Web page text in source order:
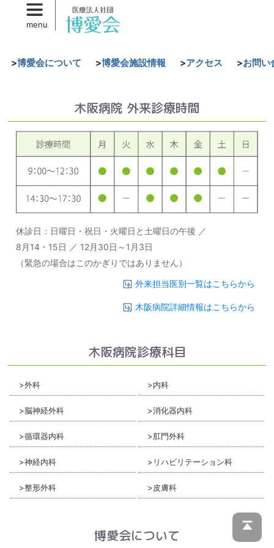
menu
博愛会について 博愛会施設情報 アクセス お問い
木阪病院 外来診療時間
休診日：日曜日・祝日・火曜日と土曜日の午後 ／
8月14・15日 ／ 12月30日～1月3日
（緊急の場合はこのかぎりではありません）
外来担当医別一覧はこちらから
木阪病院詳細情報はこちらから
木阪病院診療科目
外科 内科
脳神経外科 消化器内科
循環器内科 肛門外科
神経内科 リハビリテーション科
整形外科 皮膚科
博愛会について